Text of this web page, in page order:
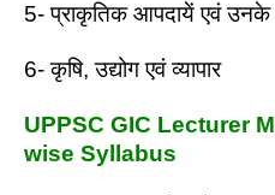
5- प्राकृतिक आपदायें एवं उनके
6- कृषि, उद्योग एवं व्यापार
UPPSC GIC Lecturer
wise Syllabus